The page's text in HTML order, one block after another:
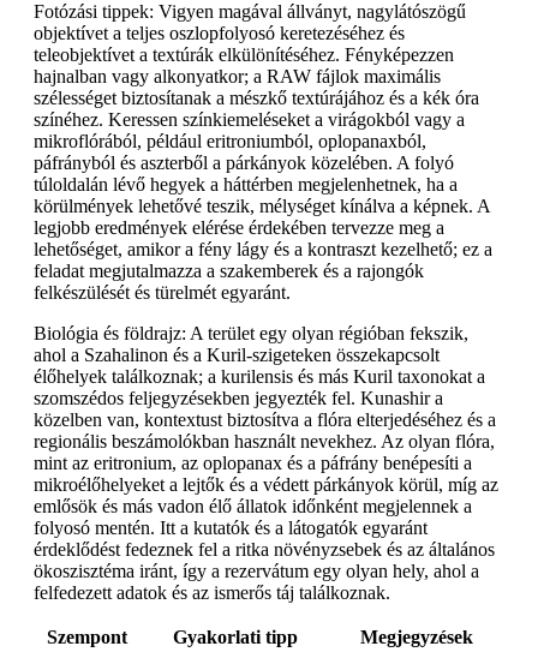
Fotózási tippek: Vigyen magával állványt, nagylátószögű
objektívet a teljes oszlopfolyosó keretezéséhez és
teleobjektívet a textúrák elkülönítéséhez. Fényképezzen
hajnalban vagy alkonyatkor; a RAW fájlok maximális
szélességet biztosítanak a mészkő textúrájához és a kék óra
színéhez. Keressen színkiemeléseket a virágokból vagy a
mikroflórából, például eritroniumból, oplopanaxból,
páfrányból és aszterből a párkányok közelében. A folyó
túloldalán lévő hegyek a háttérben megjelenhetnek, ha a
körülmények lehetővé teszik, mélységet kínálva a képnek. A
legjobb eredmények elérése érdekében tervezze meg a
lehetőséget, amikor a fény lágy és a kontraszt kezelhető; ez a
feladat megjutalmazza a szakemberek és a rajongók
felkészülését és türelmét egyaránt.
Biológia és földrajz: A terület egy olyan régióban fekszik,
ahol a Szahalinon és a Kuril-szigeteken összekapcsolt
élőhelyek találkoznak; a kurilensis és más Kuril taxonokat a
szomszédos feljegyzésekben jegyezték fel. Kunashir a
közelben van, kontextust biztosítva a flóra elterjedéséhez és a
regionális beszámolókban használt nevekhez. Az olyan flóra,
mint az eritronium, az oplopanax és a páfrány benépesíti a
mikroélőhelyeket a lejtők és a védett párkányok körül, míg az
emlősök és más vadon élő állatok időnként megjelennek a
folyosó mentén. Itt a kutatók és a látogatók egyaránt
érdeklődést fedeznek fel a ritka növényzsebek és az általános
ökoszisztéma iránt, így a rezervátum egy olyan hely, ahol a
felfedezett adatok és az ismerős táj találkoznak.
Szempont Gyakorlati tipp Megjegyzések